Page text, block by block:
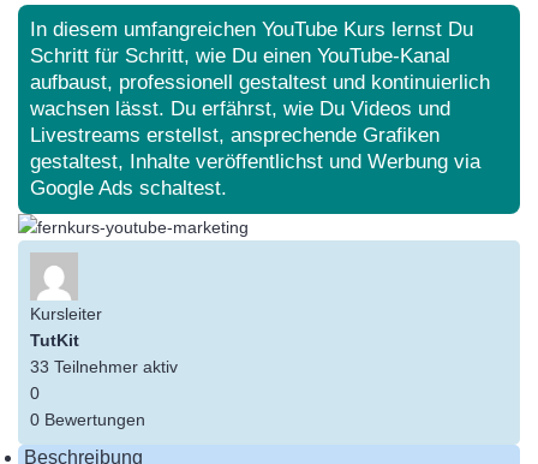
In diesem umfangreichen YouTube Kurs lernst Du
Schritt für Schritt, wie Du einen YouTube-Kanal
aufbaust, professionell gestaltest und kontinuierlich
wachsen lässt. Du erfährst, wie Du Videos und
Livestreams erstellst, ansprechende Grafiken
gestaltest, Inhalte veröffentlichst und Werbung via
Google Ads schaltest.
Kursleiter
TutKit
33 Teilnehmer aktiv
0
0 Bewertungen
Beschreibung